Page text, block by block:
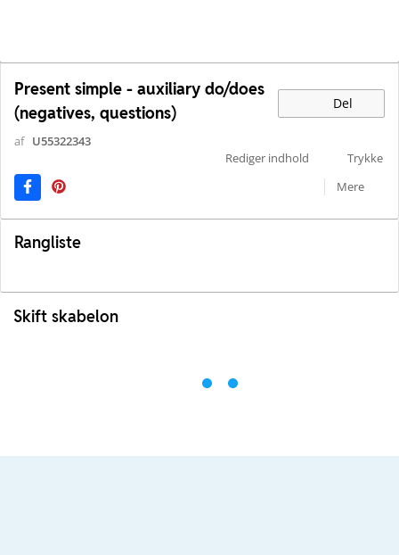
Present simple - auxiliary do/does
(negatives, questions)
Del
af U55322343
Rediger indhold
Trykke
Mere
Rangliste
Skift skabelon